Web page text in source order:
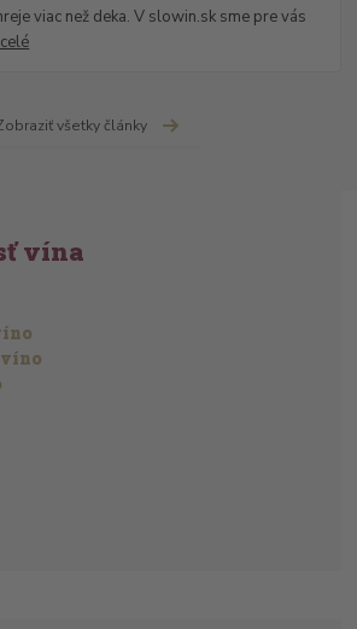
viac než deka. V slowin.sk sme pre vás
všetky články
vína